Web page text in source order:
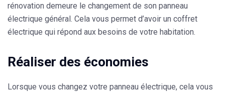
rénovation demeure le changement de son panneau
électrique général. Cela vous permet d’avoir un coffret
électrique qui répond aux besoins de votre habitation.
Réaliser des économies
Lorsque vous changez votre panneau électrique, cela vous